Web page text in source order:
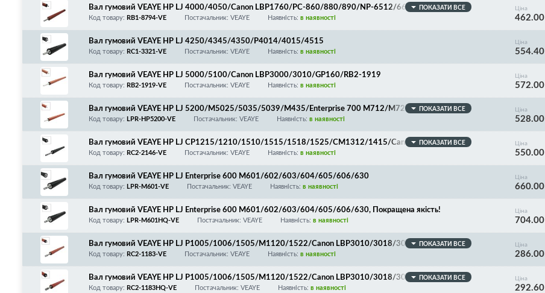
Вал гумовий VEAYE HP LJ 4000/4050/Canon LBP1760/PC-860/880/890/NP-6512/6612/FAX-L1000/R
B1-8794/RB9-0684
ПОКАЗАТИ ВСЕ
Код товару: RB1-8794-VE Постачальник: VEAYE Наявність: в наявності
Ціна
462.00
Вал гумовий VEAYE HP LJ 4250/4345/4350/P4014/4015/4515
Код товару: RC1-3321-VE Постачальник: VEAYE Наявність: в наявності
Ціна
554.40
Вал гумовий VEAYE HP LJ 5000/5100/Canon LBP3000/3010/GP160/RB2-1919
Код товару: RB2-1919-VE Постачальник: VEAYE Наявність: в наявності
Ціна
572.00
Вал гумовий VEAYE HP LJ 5200/M5025/5035/5039/M435/Enterprise 700 M712/M725/M701/M702/M
706
ПОКАЗАТИ ВСЕ
Код товару: LPR-HP5200-VE Постачальник: VEAYE Наявність: в наявності
Ціна
528.00
Вал гумовий VEAYE HP LJ CP1215/1210/1510/1515/1518/1525/CM1312/1415/Canon LBP5050/MF8
030/8040/8050/8080
ПОКАЗАТИ ВСЕ
Код товару: RC2-2146-VE Постачальник: VEAYE Наявність: в наявності
Ціна
550.00
Вал гумовий VEAYE HP LJ Enterprise 600 M601/602/603/604/605/606/630
Код товару: LPR-M601-VE Постачальник: VEAYE Наявність: в наявності
Ціна
660.00
Вал гумовий VEAYE HP LJ Enterprise 600 M601/602/603/604/605/606/630, Покращена якість!
Код товару: LPR-M601HQ-VE Постачальник: VEAYE Наявність: в наявності
Ціна
704.00
Вал гумовий VEAYE HP LJ P1005/1006/1505/M1120/1522/Canon LBP3010/3018/3050/3100/3108/3
150/MF4410/4430/4450/4550/4570/4580/LPR-P1505/RC2-1183
ПОКАЗАТИ ВСЕ
Код товару: RC2-1183-VE Постачальник: VEAYE Наявність: в наявності
Ціна
286.00
Вал гумовий VEAYE HP LJ P1005/1006/1505/M1120/1522/Canon LBP3010/3018/3050/3100/3108/3
150/MF4410/4430/4450/4550/4570/4580/LPR-P1505/RC2-1183, Покращена якість!
ПОКАЗАТИ ВСЕ
Код товару: RC2-1183HQ-VE Постачальник: VEAYE Наявність: в наявності
Ціна
292.60